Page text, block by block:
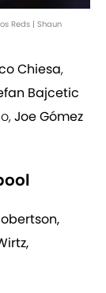
Reds | Shaun
Chiesa,
Bajcetic
Joe Gómez